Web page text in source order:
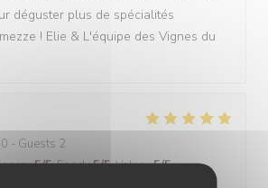
déguster plus de spécialités
! Elie & L'équipe des Vignes du
- Guests 2
:5/5 Food:5/5 Value:5/5